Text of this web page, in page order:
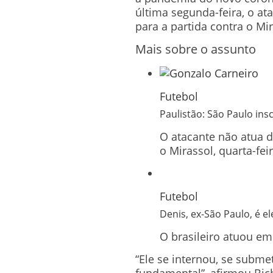
última segunda-feira, o
para a partida contra o
Mais sobre o assunto
Futebol
Paulistão: São Paulo
O atacante não atua
o Mirassol, quarta-
Futebol
Denis, ex-São Paulo, é
O brasileiro atuou
“Ele se internou, se